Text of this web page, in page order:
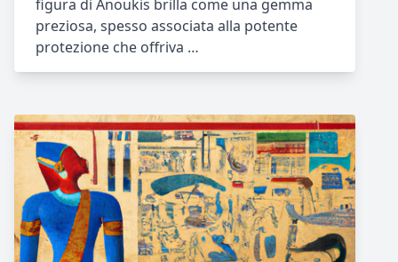
figura di Anoukis brilla come una gemma
preziosa, spesso associata alla potente
protezione che offriva …